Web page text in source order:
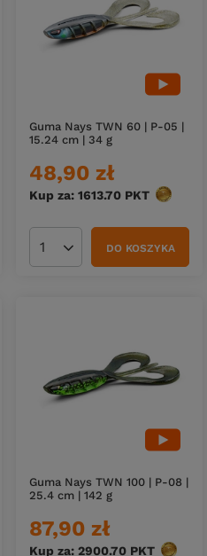
Guma Nays TWN 60 | P-05 |
15.24 cm | 34 g
48,90 zł
Kup za: 1613.70 PKT punktów
Ilość produktówDO KOSZYKA
Guma Nays TWN 100 | P-08 |
25.4 cm | 142 g
87,90 zł
Kup za: 2900.70 PKT